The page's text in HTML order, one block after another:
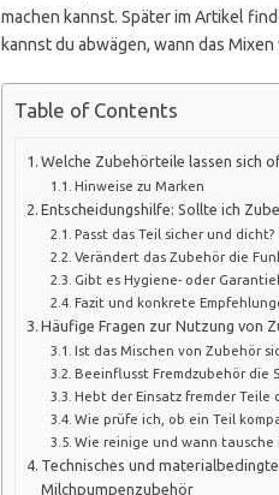
machen kannst. Später im Artikel
kannst du abwägen, wann das
Table of Contents
Welche Zubehörteile lassen sich
Hinweise zu Marken
Entscheidungshilfe: Sollte ich
Passt das Teil sicher und dicht?
Verändert das Zubehör die
Gibt es Hygiene- oder
Fazit und konkrete
Häufige Fragen zur Nutzung von
Ist das Mischen von Zubehör
Beeinflusst Fremdzubehör die
Hebt der Einsatz fremder
Wie prüfe ich, ob ein Teil
Wie reinige und wann tausche
Technisches und
Milchpumpenzubehör